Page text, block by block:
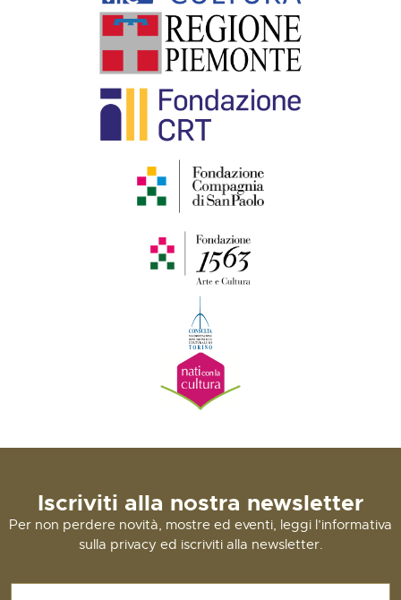
Iscriviti alla nostra newsletter
Per non perdere novità, mostre ed eventi, leggi l’informativa
sulla privacy ed iscriviti alla newsletter.